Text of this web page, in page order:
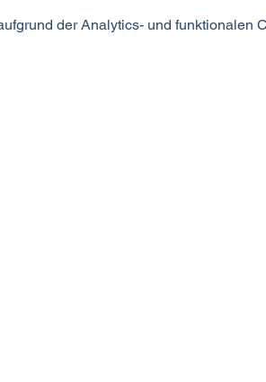
der Analytics- und funktionalen